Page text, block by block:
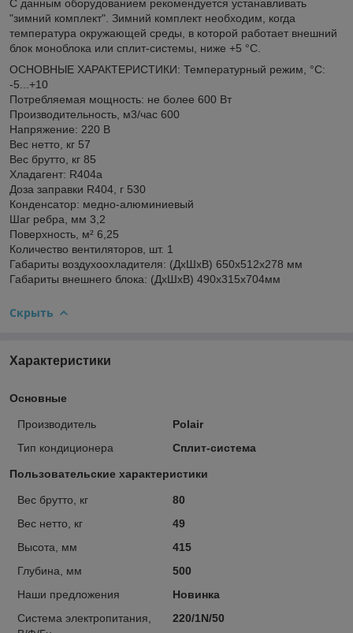
С данным оборудованием рекомендуется устанавливать
"зимний комплект". Зимний комплект необходим, когда
температура окружающей среды, в которой работает внешний
блок моноблока или сплит-системы, ниже +5 °C.
ОСНОВНЫЕ ХАРАКТЕРИСТИКИ: Температурный режим, °С:
-5...+10
Потребляемая мощность: не более 600 Вт
Производительность, м3/час 600
Напряжение: 220 В
Вес нетто, кг 57
Вес брутто, кг 85
Хладагент: R404a
Доза заправки R404, г 530
Конденсатор: медно-алюминиевый
Шаг ребра, мм 3,2
Поверхность, м² 6,25
Количество вентиляторов, шт. 1
Габариты воздухоохладителя: (ДхШхВ) 650x512x278 мм
Габариты внешнего блока: (ДхШхВ) 490x315x704мм
Скрыть
Характеристики
Основные
Производитель
Polair
Тип кондиционера
Сплит-система
Пользовательские характеристики
Вес брутто, кг
80
Вес нетто, кг
49
Высота, мм
415
Глубина, мм
500
Наши предложения
Новинка
Система электропитания,
220/1N/50